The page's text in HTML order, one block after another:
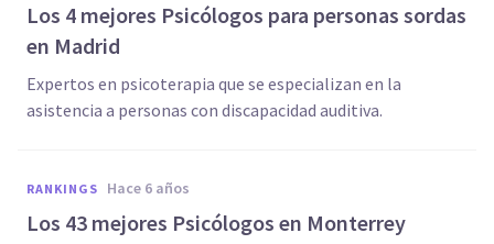
Los 4 mejores Psicólogos para personas sordas
en Madrid
Expertos en psicoterapia que se especializan en la
asistencia a personas con discapacidad auditiva.
RANKINGS hace 6 años
Los 43 mejores Psicólogos en Monterrey